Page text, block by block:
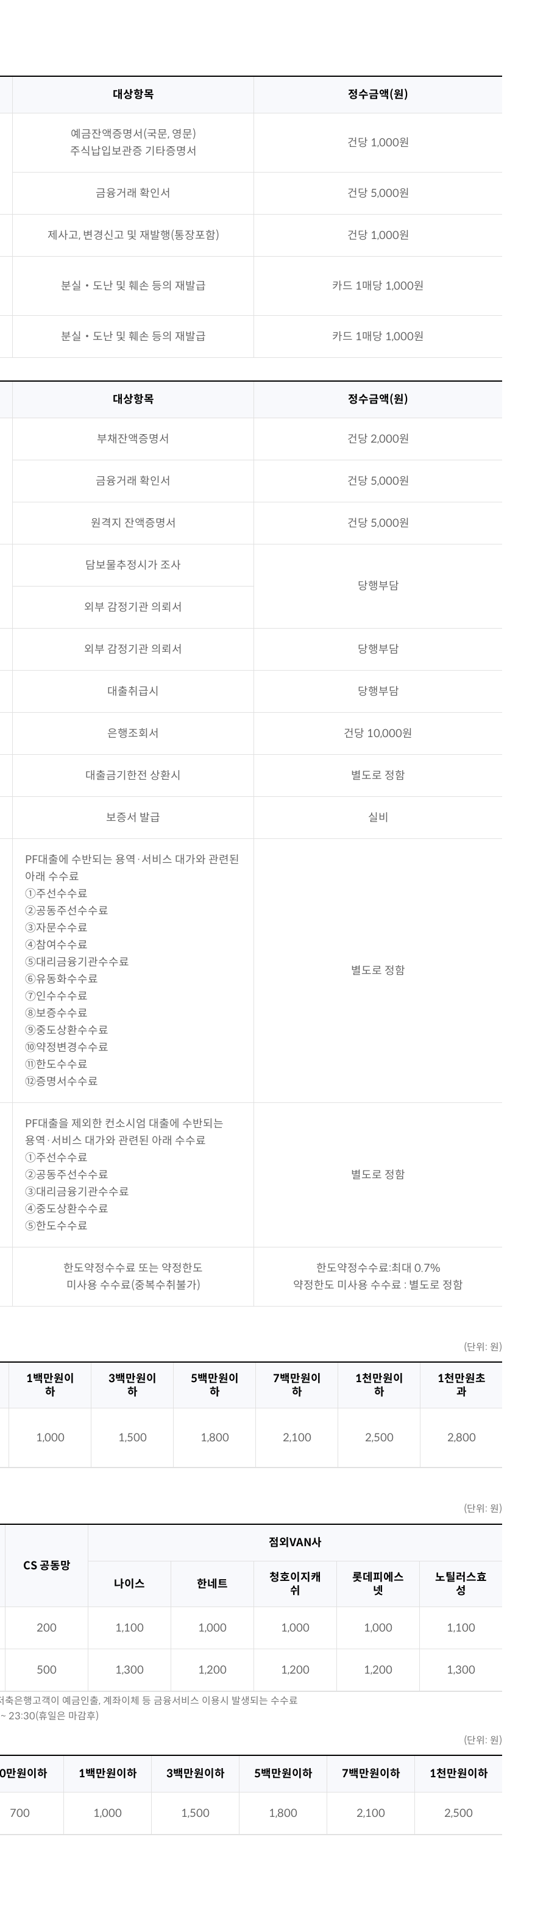
대상항목 정수금액(원)
예금잔액증명서(국문, 영문)
주식납입보관증 기타증명서
건당 1,000원
금융거래 확인서 건당 5,000원
제사고, 변경신고 및 재발행(통장포함) 건당 1,000원
분실‧도난 및 훼손 등의 재발급 카드 1매당 1,000원
분실‧도난 및 훼손 등의 재발급 카드 1매당 1,000원
대상항목 정수금액(원)
부채잔액증명서 건당 2,000원
금융거래 확인서 건당 5,000원
원격지 잔액증명서 건당 5,000원
담보물추정시가 조사
당행부담
외부 감정기관 의뢰서
외부 감정기관 의뢰서 당행부담
대출취급시 당행부담
은행조회서 건당 10,000원
대출금기한전 상환시 별도로 정함
보증서 발급 실비
PF대출에 수반되는 용역·서비스 대가와 관련된
아래 수수료
①주선수수료
②공동주선수수료
③자문수수료
④참여수수료
⑤대리금융기관수수료
⑥유동화수수료
⑦인수수수료
⑧보증수수료
⑨중도상환수수료
⑩약정변경수수료
⑪한도수수료
⑫증명서수수료
별도로 정함
PF대출을 제외한 컨소시엄 대출에 수반되는
용역·서비스 대가와 관련된 아래 수수료
①주선수수료
②공동주선수수료
③대리금융기관수수료
④중도상환수수료
⑤한도수수료
별도로 정함
한도약정수수료 또는 약정한도
미사용 수수료(중복수취불가)
한도약정수수료:최대 0.7%
약정한도 미사용 수수료 : 별도로 정함
(단위: 원)
1백만원이
하
3백만원이
하
5백만원이
하
7백만원이
하
1천만원이
하
1천만원초
과
1,000 1,500 1,800 2,100 2,500 2,800
(단위: 원)
CS 공동망
점외VAN사
나이스 한네트
청호이지캐
쉬
롯데피에스
넷
노틸러스효
성
200 1,100 1,000 1,000 1,000 1,100
500 1,300 1,200 1,200 1,200 1,300
은행고객이 예금인출, 계좌이체 등 금융서비스 이용시 발생되는 수수료
23:30(휴일은 마감후)
(단위: 원)
만원이하 1백만원이하 3백만원이하 5백만원이하 7백만원이하 1천만원이하
700 1,000 1,500 1,800 2,100 2,500